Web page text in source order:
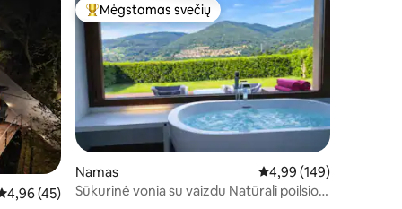
įvertinimas: 4,96 iš 5, atsiliepimų: 45
4,96 (45)
Svečių mėgstamiausias
Mėgstamas svečių
Namas Vidutinis įvertinimas:
4,99 (149)
Sūkurinė vonia su vaizdu Natūrali poilsio